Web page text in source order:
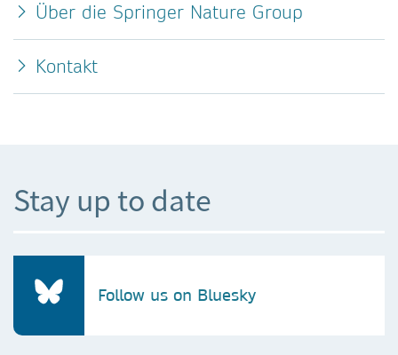
Über die Springer Nature Group
Kontakt
Stay up to date
Follow us on Bluesky